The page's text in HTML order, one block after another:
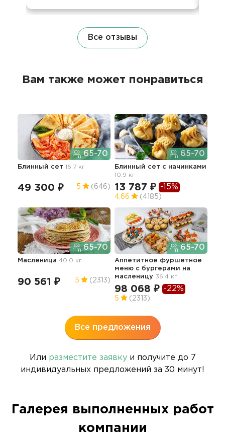
Все отзывы
Вам также может понравиться
65-70
Блинный сет 16.7 кг
49 300 ₽ 5 (646)
65-70
Блинный сет с начинками
10.9 кг
13 787 ₽ -15%
4.66 (4185)
65-70
Масленица 40.0 кг
90 561 ₽ 5 (2313)
65-70
Аппетитное фуршетное
меню с бургерами на
масленицу 36.4 кг
98 068 ₽ -22%
5 (2313)
Все предложения
Или разместите заявкуи получите до 7
индивидуальных предложений за 30 минут!
Галерея выполненных работ
компании